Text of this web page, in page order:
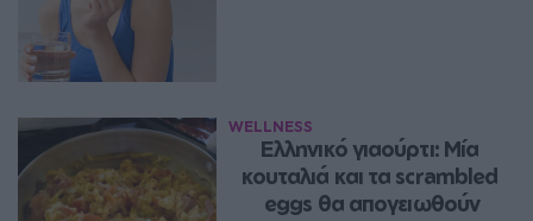
WELLNESS
Ελληνικό γιαούρτι: Μία
κουταλιά και τα scrambled
eggs θα απογειωθούν